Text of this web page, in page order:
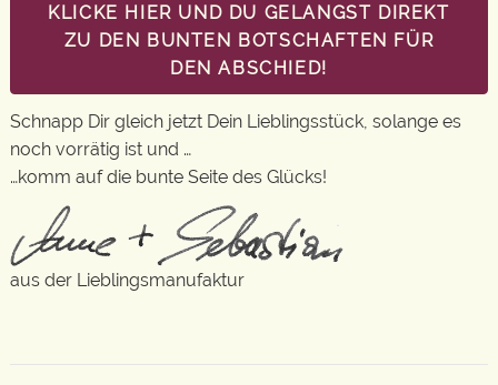
KLICKE HIER UND DU GELANGST DIREKT
ZU DEN BUNTEN BOTSCHAFTEN FÜR
DEN ABSCHIED!
Schnapp Dir gleich jetzt Dein Lieblingsstück, solange es
noch vorrätig ist und …
…komm auf die bunte Seite des Glücks!
aus der Lieblingsmanufaktur